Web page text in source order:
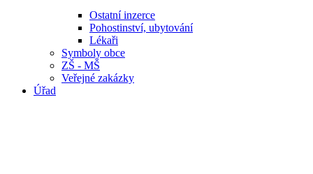
Ostatní inzerce
Pohostinství, ubytování
Lékaři
Symboly obce
ZŠ - MŠ
Veřejné zakázky
Úřad